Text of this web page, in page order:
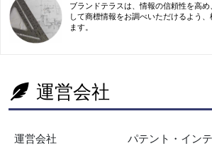
ブランドテラスは、情報の信頼性を高
して商標情報をお調べいただけるよう
ます。
運営会社
運営会社
パテント・イン